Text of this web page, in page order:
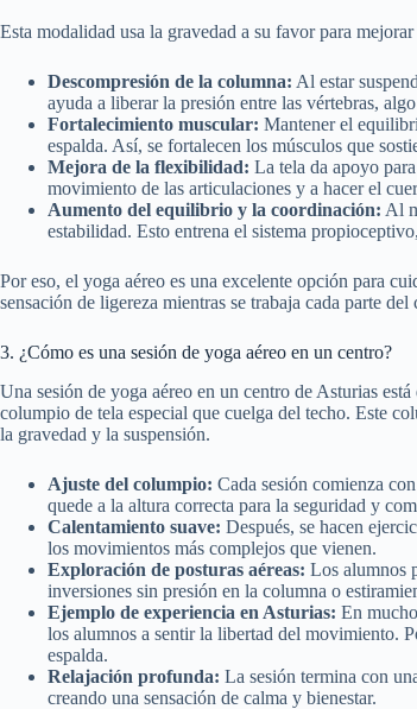
Esta modalidad usa la gravedad a su favor para
Descompresión de la columna: Al estar
ayuda a liberar la presión entre las vértebras,
Fortalecimiento muscular: Mantener el
espalda. Así, se fortalecen los músculos que
Mejora de la flexibilidad: La tela da apoyo
movimiento de las articulaciones y a hacer el
Aumento del equilibrio y la coordinación: Al
estabilidad. Esto entrena el sistema
Por eso, el yoga aéreo es una excelente opción para
sensación de ligereza mientras se trabaja cada parte del
3. ¿Cómo es una sesión de yoga aéreo en un centro?
Una sesión de yoga aéreo en un centro de Asturias
columpio de tela especial que cuelga del techo. Este
la gravedad y la suspensión.
Ajuste del columpio: Cada sesión comienza
quede a la altura correcta para la seguridad y
Calentamiento suave: Después, se hacen
los movimientos más complejos que vienen.
Exploración de posturas aéreas: Los alumnos
inversiones sin presión en la columna o
Ejemplo de experiencia en Asturias: En
los alumnos a sentir la libertad del movimiento.
espalda.
Relajación profunda: La sesión termina con
creando una sensación de calma y bienestar.